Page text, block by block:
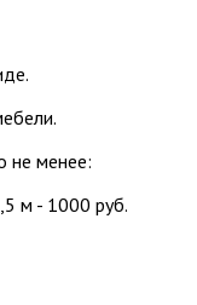
не менее:
м - 1000 руб.